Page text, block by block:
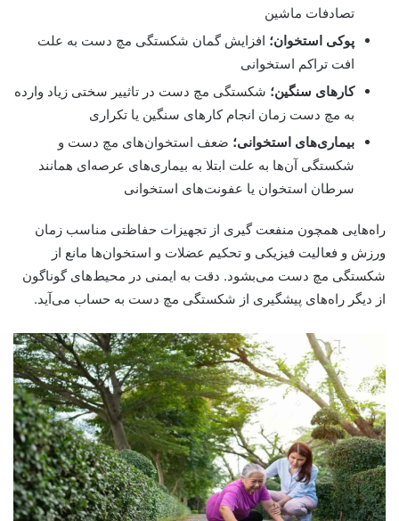
تصادفات ماشین
پوکی استخوان؛ افزایش گمان شکستگی مچ دست به علت
افت تراکم استخوانی
کارهای سنگین؛ شکستگی مچ دست در تاثییر سختی زیاد وارده
به مچ دست زمان انجام کارهای سنگین یا تکراری
بیماری‌های استخوانی؛ ضعف استخوان‌های مچ دست و
شکستگی آن‌ها به علت ابتلا به بیماری‌های عرصه‌ای همانند
سرطان استخوان یا عفونت‌های استخوانی
راه‌هایی همچون منفعت گیری از تجهیزات حفاظتی مناسب زمان
ورزش و فعالیت فیزیکی و تحکیم عضلات و استخوان‌ها مانع از
شکستگی مچ دست می‌بشود. دقت به ایمنی در محیط‌های گوناگون
از دیگر راه‌های پیشگیری از شکستگی مچ دست به حساب می‌آید.